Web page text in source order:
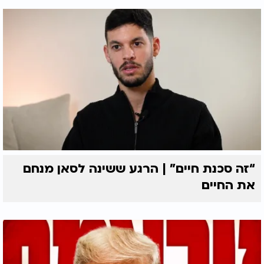
“זה סכנת חיים” | הרגע ששינה לסאן מנחם
את החיים